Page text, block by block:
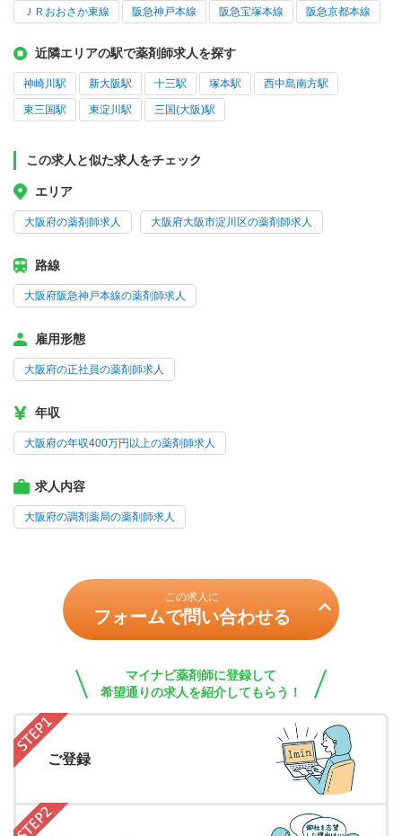
ＪＲおおさか東線 阪急神戸本線 阪急宝塚本線 阪急京都本線
近隣エリアの駅で薬剤師求人を探す
神崎川駅 新大阪駅 十三駅 塚本駅 西中島南方駅
東三国駅 東淀川駅 三国(大阪)駅
この求人と似た求人をチェック
エリア
大阪府の薬剤師求人 大阪府大阪市淀川区の薬剤師求人
路線
大阪府阪急神戸本線の薬剤師求人
雇用形態
大阪府の正社員の薬剤師求人
年収
大阪府の年収400万円以上の薬剤師求人
求人内容
大阪府の調剤薬局の薬剤師求人
この求人に
フォームで問い合わせる
マイナビ薬剤師に登録して
希望通りの求人を紹介してもらう！
ご登録